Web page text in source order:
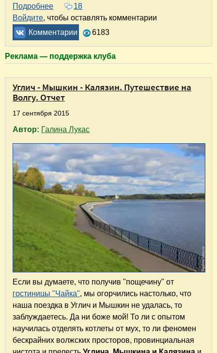
Подробнее о Калязин - Кашин
18
Войдите, чтобы оставлять комментарии
Комментарии
6183
Реклама — поддержка клуба
Углич - Мышкин - Калязин. Путешествие на
Волгу. Отчет
17 сентября 2015
Автор: Галина Лукас
Если вы думаете, что получив "пощечину" от
гостиницы "Чайка", мы огорчились настолько, что
наша поездка в Углич и Мышкин не удалась, то
заблуждаетесь. Да ни боже мой! То ли с опытом
научилась отделять котлеты от мух, то ли феномен
бескрайних волжских просторов, провинциальная